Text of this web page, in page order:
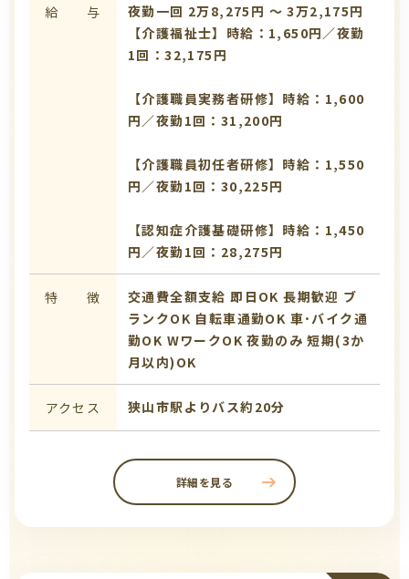
給 与
夜勤一回 2万8,275円 〜 3万2,175円
【介護福祉士】時給：1,650円／夜勤
1回：32,175円
【介護職員実務者研修】時給：1,600
円／夜勤1回：31,200円
【介護職員初任者研修】時給：1,550
円／夜勤1回：30,225円
【認知症介護基礎研修】時給：1,450
円／夜勤1回：28,275円
特 徴 交通費全額支給 即日OK 長期歓迎 ブ
ランクOK 自転車通勤OK 車･バイク通
勤OK WワークOK 夜勤のみ 短期(3か
月以内)OK
アクセス 狭山市駅よりバス約20分
詳細を見る